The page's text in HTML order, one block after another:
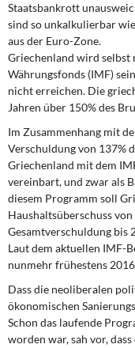
Staatsbankrott
sind so unkalkulierbar
aus der Euro-Zone.
Griechenland wird selbst
Währungsfonds (IMF)
nicht erreichen. Die
Jahren über 150% des
Im Zusammenhang mit
Verschuldung von 137%
Griechenland mit dem
vereinbart, und zwar als
diesem Programm soll
Haushaltsüberschuss
Gesamtverschuldung bis
Laut dem aktuellen IMF-
nunmehr frühestens
Dass die neoliberalen
ökonomischen
Schon das laufende
worden war, sah vor,